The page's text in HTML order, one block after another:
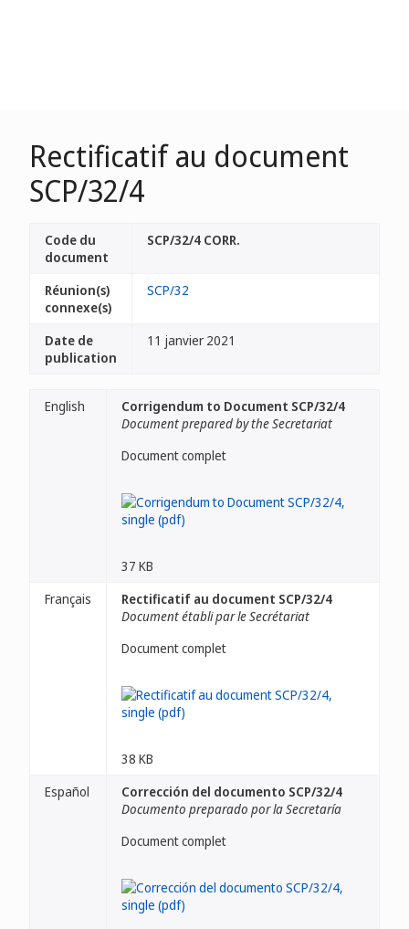
Rectificatif au document
SCP/32/4
Code du
document
SCP/32/4 CORR.
Réunion(s)
connexe(s)
SCP/32
Date de
publication
11 janvier 2021
English
Corrigendum to Document SCP/32/4
Document prepared by the Secretariat
Document complet
37 KB
Français
Rectificatif au document SCP/32/4
Document établi par le Secrétariat
Document complet
38 KB
Español
Corrección del documento SCP/32/4
Documento preparado por la Secretaría
Document complet